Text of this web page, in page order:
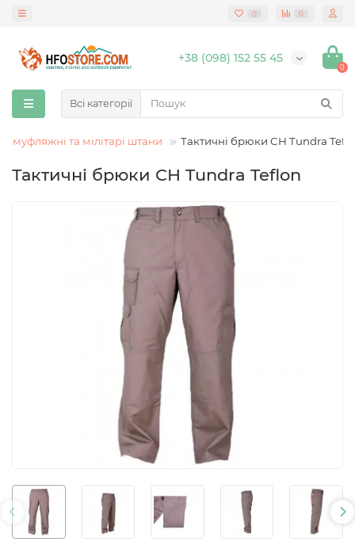
0 0
+38 (098) 152 55 45
0
Всі категорії
Камуфляжні та мілітарі штани Тактичні брюки CH Tundra
Тактичні брюки CH Tundra Teflon